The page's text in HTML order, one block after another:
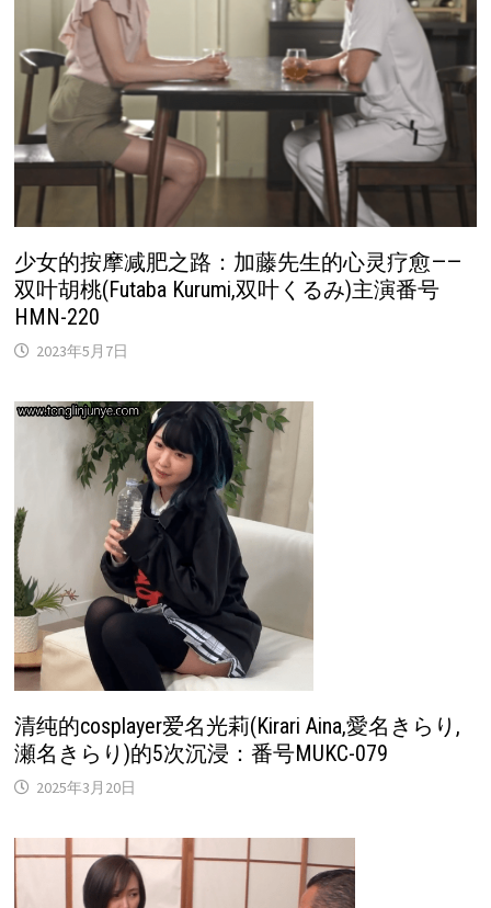
少女的按摩减肥之路：加藤先生的心灵疗愈——
双叶胡桃(Futaba Kurumi,双叶くるみ)主演番号
HMN-220
2023年5月7日
清纯的cosplayer爱名光莉(Kirari Aina,愛名きらり,
瀬名きらり)的5次沉浸：番号MUKC-079
2025年3月20日